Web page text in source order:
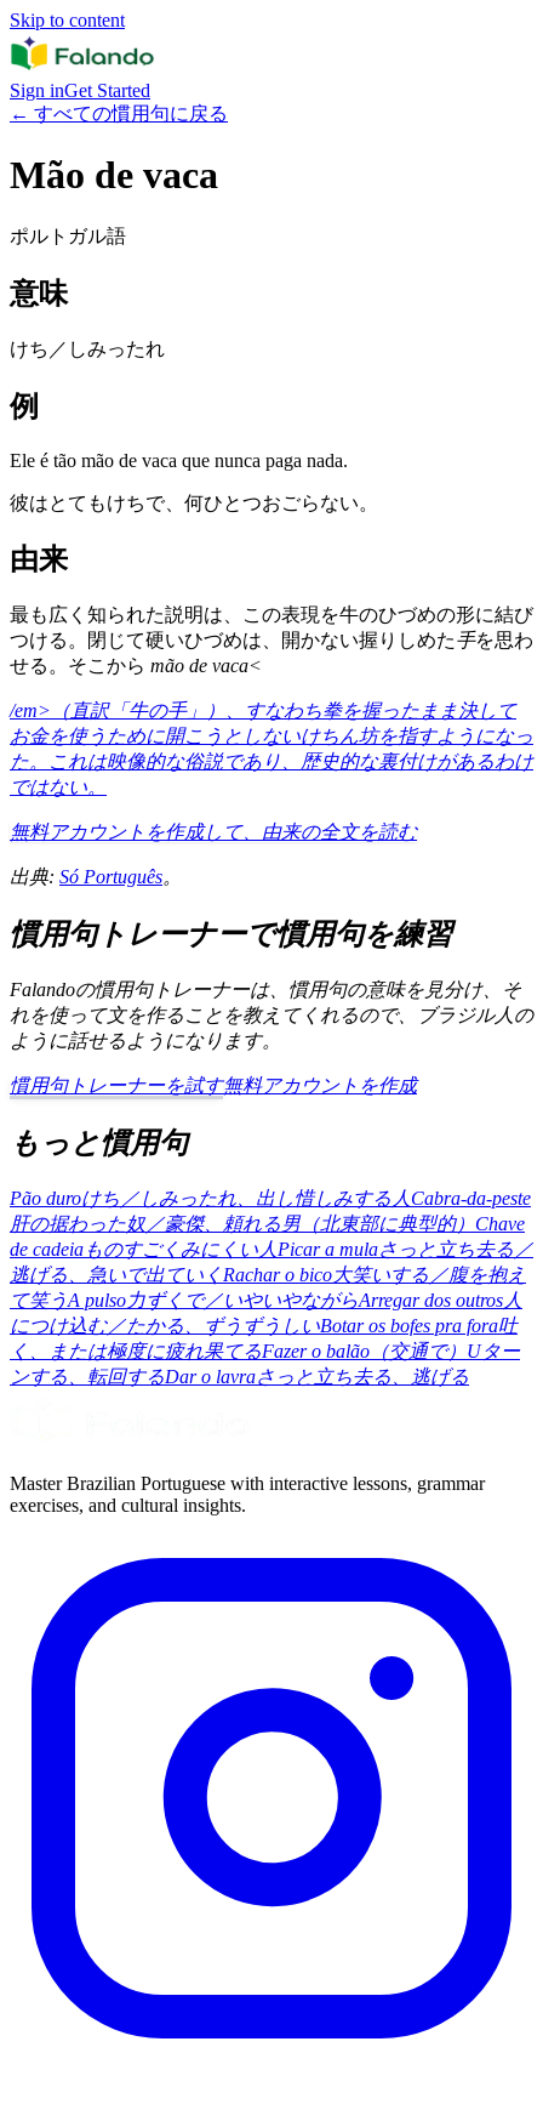
Skip to content
Sign inGet Started
← すべての慣用句に戻る
Mão de vaca
ポルトガル語
意味
けち／しみったれ
例
Ele é tão mão de vaca que nunca paga nada.
彼はとてもけちで、何ひとつおごらない。
由来
最も広く知られた説明は、この表現を牛のひづめの形に結び
つける。閉じて硬いひづめは、開かない握りしめた手を思わ
せる。そこから mão de vaca<
/em>（直訳「牛の手」）、すなわち拳を握ったまま決して
お金を使うために開こうとしないけちん坊を指すようになっ
た。これは映像的な俗説であり、歴史的な裏付けがあるわけ
ではない。
無料アカウントを作成して、由来の全文を読む
出典: Só Português。
慣用句トレーナーで慣用句を練習
Falandoの慣用句トレーナーは、慣用句の意味を見分け、そ
れを使って文を作ることを教えてくれるので、ブラジル人の
ように話せるようになります。
慣用句トレーナーを試す無料アカウントを作成
もっと慣用句
Pão duroけち／しみったれ、出し惜しみする人 Cabra-da-peste
肝の据わった奴／豪傑、頼れる男（北東部に典型的） Chave
de cadeia ものすごくみにくい人 Picar a mulaさっと立ち去る／
逃げる、急いで出ていく Rachar o bico大笑いする／腹を抱え
て笑うA pulso力ずくで／いやいやながらArregar dos outros 人
につけ込む／たかる、ずうずうしいBotar os bofes pra fora吐
く、または極度に疲れ果てるFazer o balão （交通で）Uター
ンする、転回するDar o lavraさっと立ち去る、逃げる
Master Brazilian Portuguese with interactive lessons, grammar
exercises, and cultural insights.